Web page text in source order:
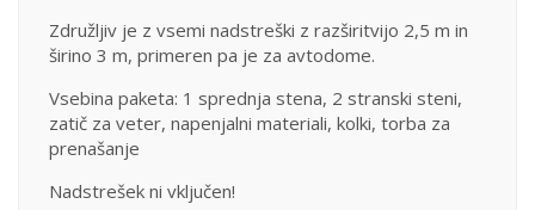
Združljiv je z vsemi nadstreški z razširitvijo 2,5 m in
širino 3 m, primeren pa je za avtodome.
Vsebina paketa: 1 sprednja stena, 2 stranski steni,
zatič za veter, napenjalni materiali, kolki, torba za
prenašanje
Nadstrešek ni vključen!